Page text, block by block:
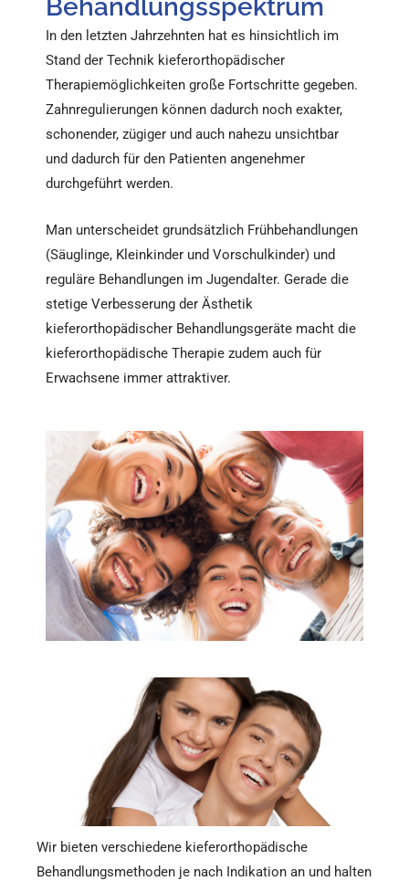
Behandlungsspektrum
In den letzten Jahrzehnten hat es hinsichtlich im
Stand der Technik kieferorthopädischer
Therapiemöglichkeiten große Fortschritte gegeben.
Zahnregulierungen können dadurch noch exakter,
schonender, zügiger und auch nahezu unsichtbar
und dadurch für den Patienten angenehmer
durchgeführt werden.
Man unterscheidet grundsätzlich Frühbehandlungen
(Säuglinge, Kleinkinder und Vorschulkinder) und
reguläre Behandlungen im Jugendalter. Gerade die
stetige Verbesserung der Ästhetik
kieferorthopädischer Behandlungsgeräte macht die
kieferorthopädische Therapie zudem auch für
Erwachsene immer attraktiver.
Wir bieten verschiedene kieferorthopädische
Behandlungsmethoden je nach Indikation an und halten